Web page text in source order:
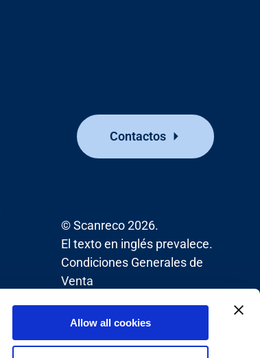
Allow all cookies
Contactos
© Scanreco 2026.
El texto en inglés prevalece.
Condiciones Generales de
Venta